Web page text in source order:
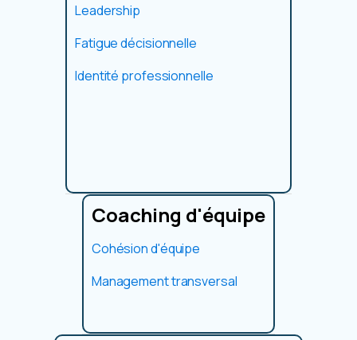
Leadership
Fatigue décisionnelle
Identité professionnelle
Coaching d'équipe
Cohésion d'équipe
Management transversal